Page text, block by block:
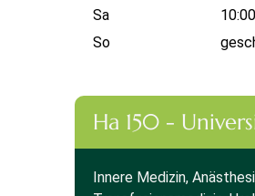
Sa
So
Ha 150 -
Innere Medizin,